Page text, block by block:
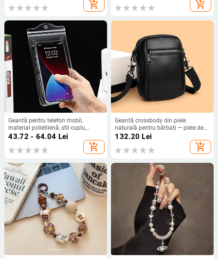
cădere
add_shopping_cart
mobile
add_shopping_cart
Geantă pentru telefon mobil,
material polietilenă, stil cuplu,
execuție de bază
43.72 - 64.04 Lei
add_shopping_cart
Geantă crossbody din piele
naturală pentru bărbați — piele de
vițel din primul strat, fermoar, formă
verticală pătrată, stil business
pentru telefon mobil
132.20 Lei
add_shopping_cart